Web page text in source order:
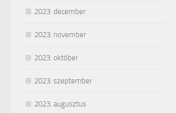
2023. december
2023. november
2023. október
2023. szeptember
2023. augusztus